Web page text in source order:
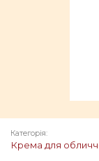
Категорія:
Крема для